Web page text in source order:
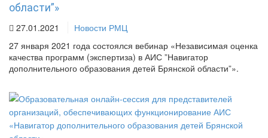
области”»
27.01.2021
Новости РМЦ
27 января 2021 года состоялся вебинар «Независимая оценка
качества программ (экспертиза) в АИС ”Навигатор
дополнительного образования детей Брянской области”».